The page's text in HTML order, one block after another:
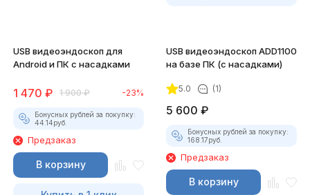
USB видеоэндоскоп для
Android и ПК с насадками
1 470 ₽ 1 900 ₽ -23%
Бонусных рублей за покупку:
44.14руб.
Предзаказ
В корзину
USB видеоэндоскоп ADD1100
на базе ПК (с насадками)
5.0 (1)
5 600 ₽
Бонусных рублей за покупку:
168.17руб.
Предзаказ
В корзину